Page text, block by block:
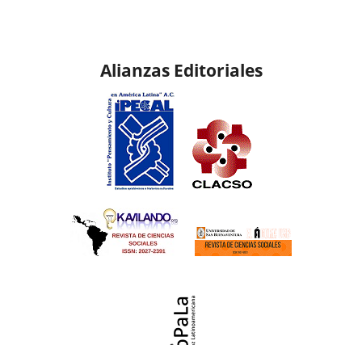
Alianzas Editoriales